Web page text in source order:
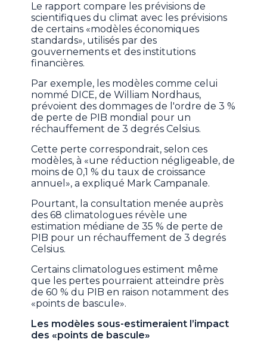
Le rapport compare les prévisions de
scientifiques du climat avec les prévisions
de certains «modèles économiques
standards», utilisés par des
gouvernements et des institutions
financières.
Par exemple, les modèles comme celui
nommé DICE, de William Nordhaus,
prévoient des dommages de l'ordre de 3 %
de perte de PIB mondial pour un
réchauffement de 3 degrés Celsius.
Cette perte correspondrait, selon ces
modèles, à «une réduction négligeable, de
moins de 0,1 % du taux de croissance
annuel», a expliqué Mark Campanale.
Pourtant, la consultation menée auprès
des 68 climatologues révèle une
estimation médiane de 35 % de perte de
PIB pour un réchauffement de 3 degrés
Celsius.
Certains climatologues estiment même
que les pertes pourraient atteindre près
de 60 % du PIB en raison notamment des
«points de bascule».
Les modèles sous-estimeraient l’impact
des «points de bascule»